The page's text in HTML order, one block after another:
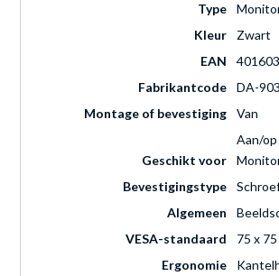
Type
Kleur
Zwart
EAN
Fabrikantcode
DA-
Montage of bevestiging
Van
Aan/op
Geschikt voor
Bevestigingstype
Algemeen
VESA-standaard
75 x
Ergonomie